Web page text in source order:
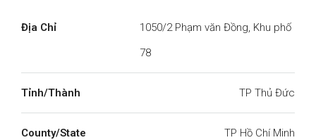
Địa Chỉ
1050/2 Phạm văn Đồng, Khu phố
78
Tỉnh/Thành TP Thủ Đức
County/State TP Hồ Chí Minh